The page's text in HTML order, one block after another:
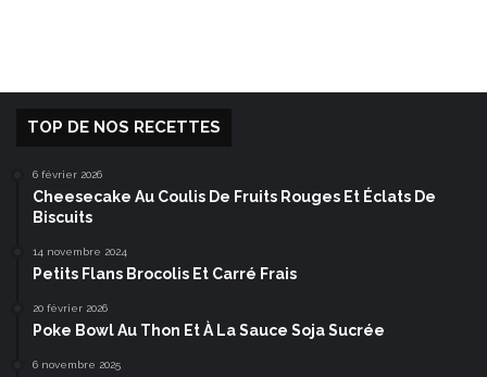
TOP DE NOS RECETTES
6 février 2026
Cheesecake Au Coulis De Fruits Rouges Et Éclats De
Biscuits
14 novembre 2024
Petits Flans Brocolis Et Carré Frais
20 février 2026
Poke Bowl Au Thon Et À La Sauce Soja Sucrée
6 novembre 2025